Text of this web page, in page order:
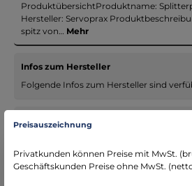
ProduktübersichtProduktname:
Hersteller: Servoprax
spitz von… Mehr
Infos zum Hersteller
Folgende Infos zum Hersteller sind
Bewertungen
Preisauszeichnung
Privatkunden können Preise mit MwSt.
Geschäftskunden Preise ohne MwSt.